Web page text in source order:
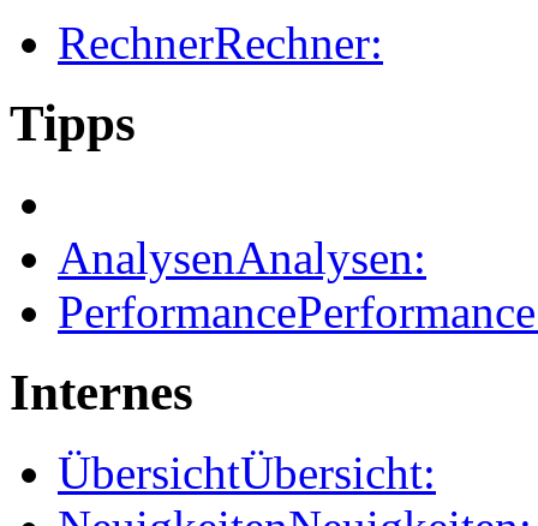
RechnerRechner:
Tipps
AnalysenAnalysen:
Performance
Internes
ÜbersichtÜbersicht: